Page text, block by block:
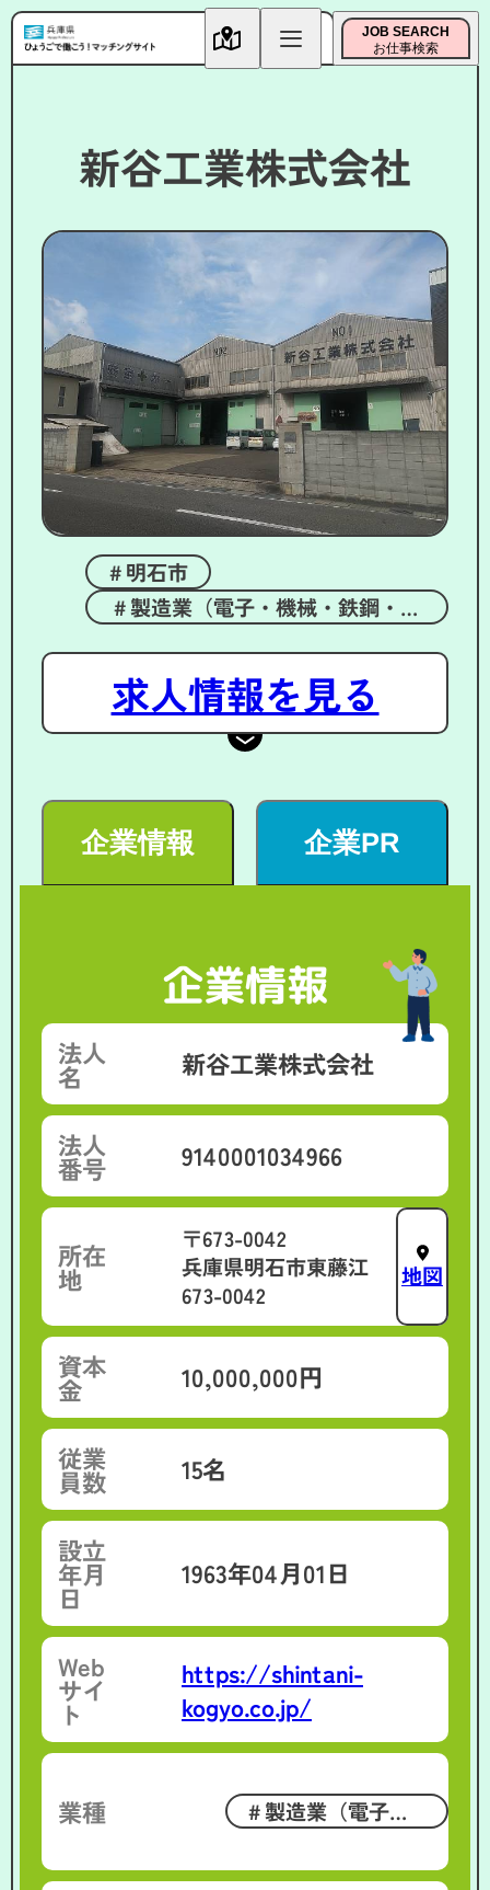
JOB SEARCH
お仕事検索
新谷工業株式会社
明石市
製造業（電子・機械・鉄鋼・金
求人情報を見る
企業情報 企業PR
企業情報
法人
名 新谷工業株式会社
法人
番号 9140001034966
所在
地
〒673-0042
兵庫県明石市東藤江
673-0042
地図
資本
金 10,000,000円
従業
員数 15名
設立
年月
日
1963年04月01日
Web
サイ
ト
https://shintani-
kogyo.co.jp/
業種
製造業（電子・
属）